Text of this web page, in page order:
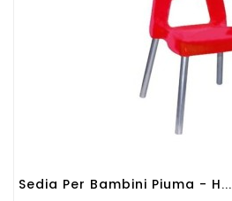
Sedia Per Bambini Piuma - H...